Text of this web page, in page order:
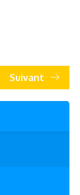
Suivant